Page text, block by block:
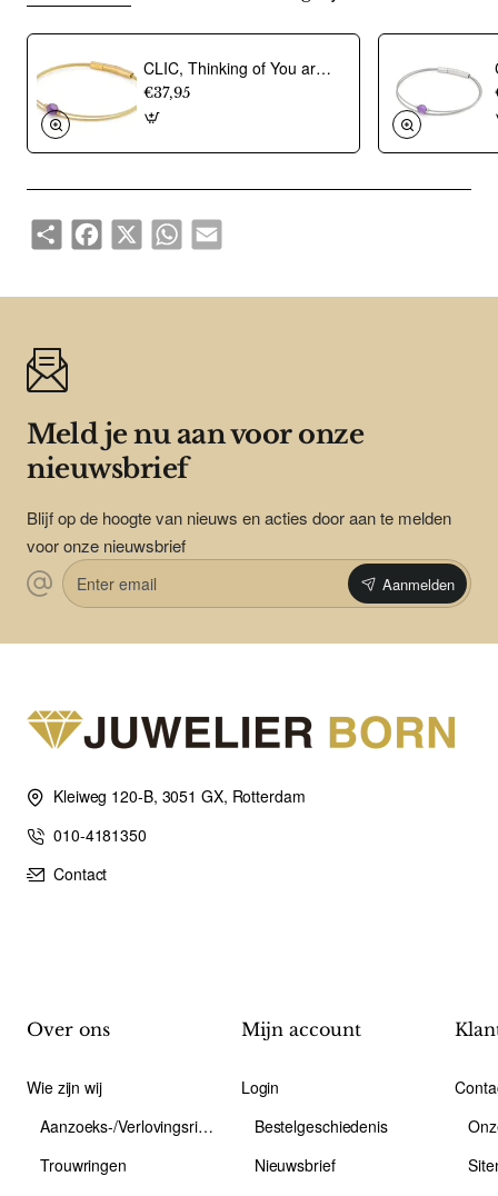
chirurgisch roestvrij staal
CLIC, Thinking of You armband met Amethist. Edelstaal Verguld - 22775
€37,95
ShareFacebook
X WhatsAppEmail
Meld je nu aan voor onze
nieuwsbrief
Blijf op de hoogte van nieuws en acties door aan te melden
voor onze nieuwsbrief
Enter
email
Aanmelden
Kleiweg 120-B, 3051 GX, Rotterdam
010-4181350
Contact
Over ons
Wie zijn wij
Aanzoeks-/Verlovingsring
Trouwringen
Mijn account
Login
Bestelgeschiedenis
Nieuwsbrief